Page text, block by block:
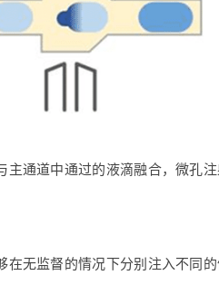
通道中通过的液滴融合，微孔注
无监督的情况下分别注入不同的